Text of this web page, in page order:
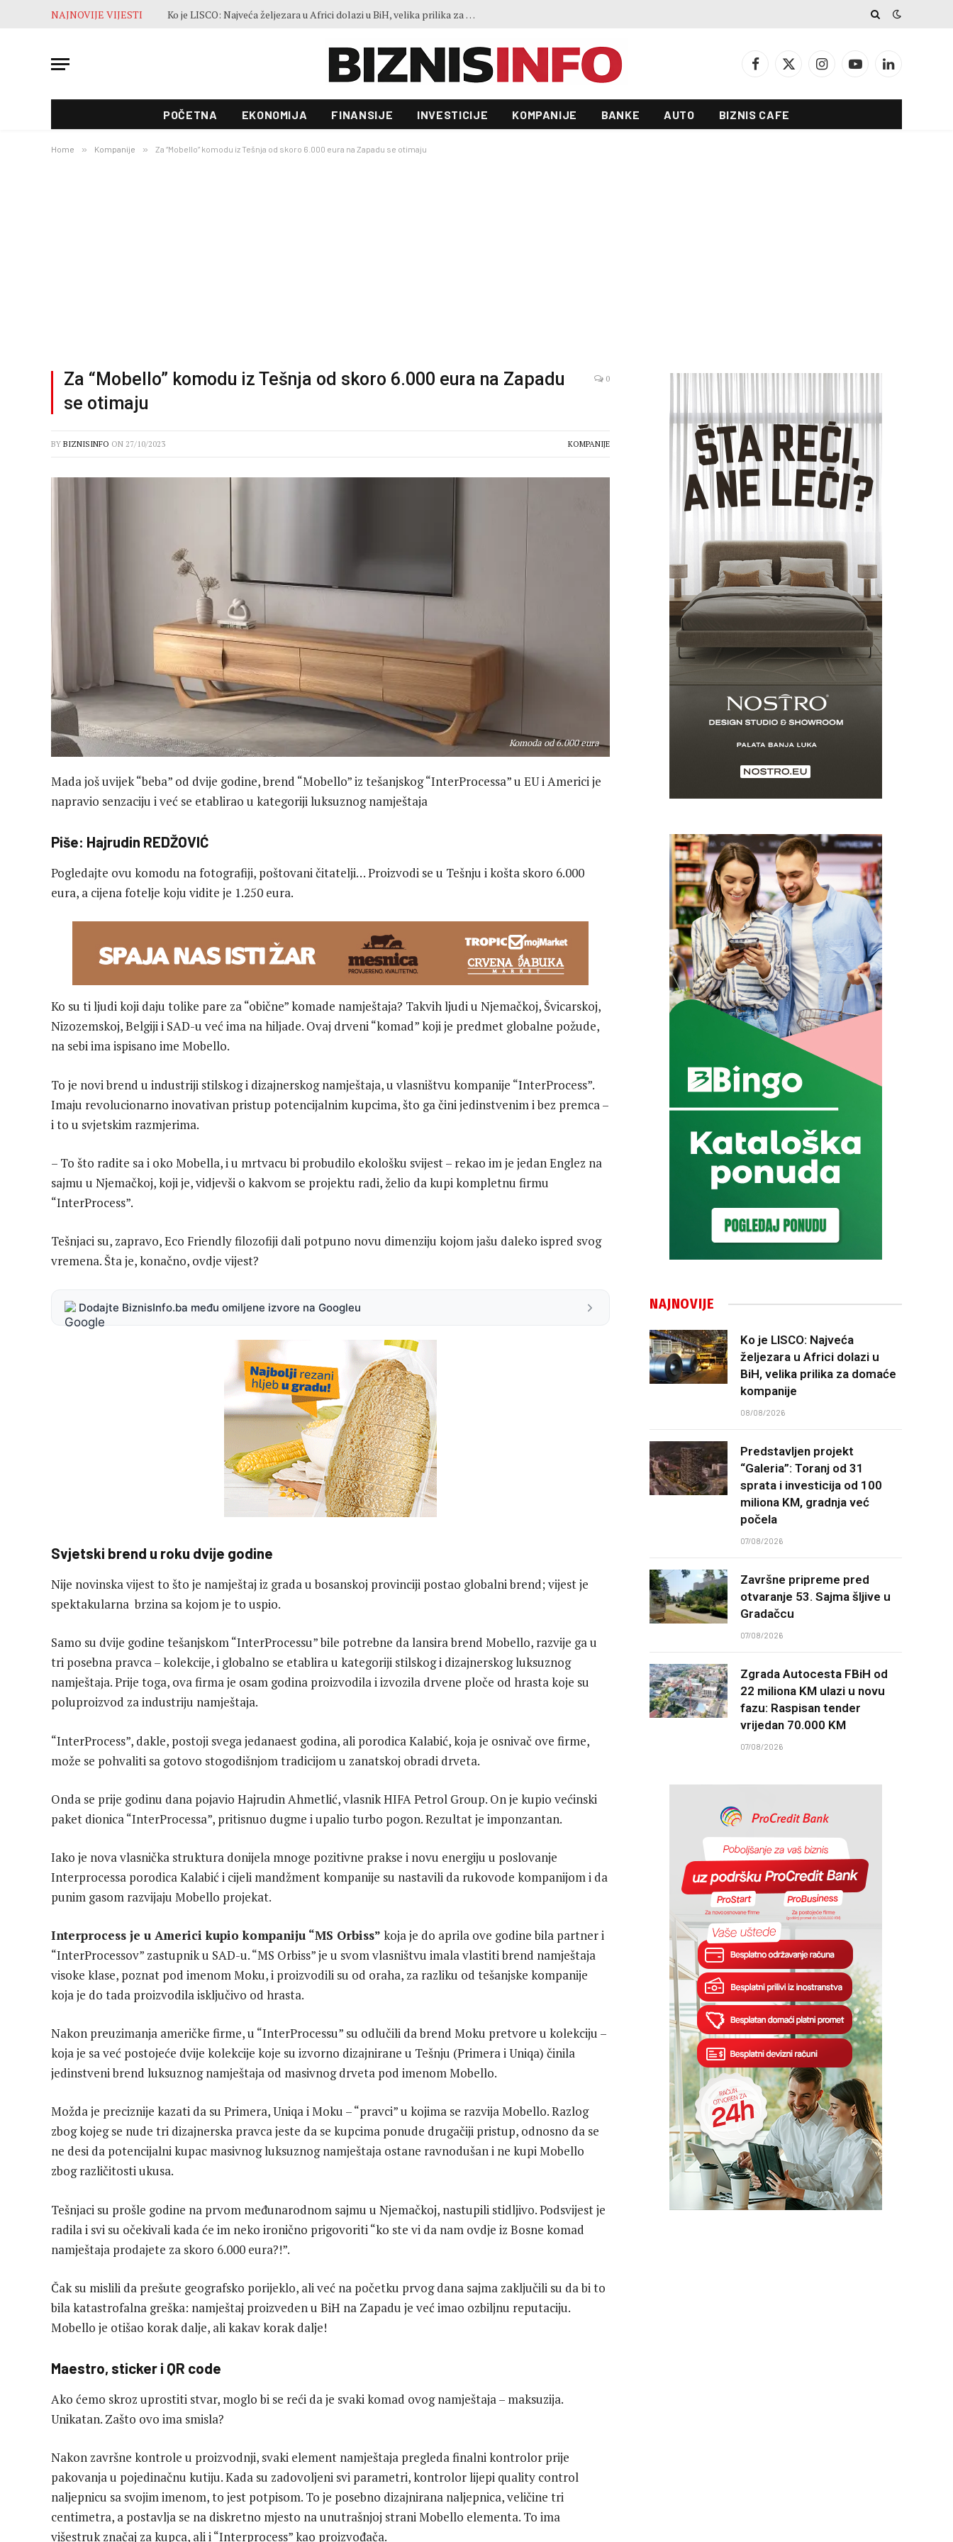
NAJNOVIJE VIJESTI Predstavljen projekt “Galeria”: Toranj od 31 sprata i investicija od 100 miliona KM, gradnja već počela
Facebook
X
InstagramYouTubeLinkedIn
POČETNA EKONOMIJA FINANSIJE INVESTICIJE KOMPANIJE BANKE AUTO BIZNIS CAFE
Home » Kompanije » Za “Mobello” komodu iz Tešnja od skoro 6.000 eura na Zapadu se otimaju
Za “Mobello” komodu iz Tešnja od skoro 6.000 eura na Zapadu
se otimaju
0
BY BIZNISINFO ON 27/10/2023 KOMPANIJE
Komoda od 6.000 eura
Mada još uvijek “beba” od dvije godine, brend “Mobello” iz tešanjskog “InterProcessa” u EU i Americi je
napravio senzaciju i već se etablirao u kategoriji luksuznog namještaja
Piše: Hajrudin REDŽOVIĆ
Pogledajte ovu komodu na fotografiji, poštovani čitatelji… Proizvodi se u Tešnju i košta skoro 6.000
eura, a cijena fotelje koju vidite je 1.250 eura.
Ko su ti ljudi koji daju tolike pare za “obične” komade namještaja? Takvih ljudi u Njemačkoj, Švicarskoj,
Nizozemskoj, Belgiji i SAD-u već ima na hiljade. Ovaj drveni “komad” koji je predmet globalne požude,
na sebi ima ispisano ime Mobello.
To je novi brend u industriji stilskog i dizajnerskog namještaja, u vlasništvu kompanije “InterProcess”.
Imaju revolucionarno inovativan pristup potencijalnim kupcima, što ga čini jedinstvenim i bez premca –
i to u svjetskim razmjerima.
– To što radite sa i oko Mobella, i u mrtvacu bi probudilo ekološku svijest – rekao im je jedan Englez na
sajmu u Njemačkoj, koji je, vidjevši o kakvom se projektu radi, želio da kupi kompletnu firmu
“InterProcess”.
Tešnjaci su, zapravo, Eco Friendly filozofiji dali potpuno novu dimenziju kojom jašu daleko ispred svog
vremena. Šta je, konačno, ovdje vijest?
Dodajte BiznisInfo.ba među omiljene izvore na Googleu
Svjetski brend u roku dvije godine
Nije novinska vijest to što je namještaj iz grada u bosanskoj provinciji postao globalni brend; vijest je
spektakularna brzina sa kojom je to uspio.
Samo su dvije godine tešanjskom “InterProcessu” bile potrebne da lansira brend Mobello, razvije ga u
tri posebna pravca – kolekcije, i globalno se etablira u kategoriji stilskog i dizajnerskog luksuznog
namještaja. Prije toga, ova firma je osam godina proizvodila i izvozila drvene ploče od hrasta koje su
poluproizvod za industriju namještaja.
“InterProcess”, dakle, postoji svega jedanaest godina, ali porodica Kalabić, koja je osnivač ove firme,
može se pohvaliti sa gotovo stogodišnjom tradicijom u zanatskoj obradi drveta.
Onda se prije godinu dana pojavio Hajrudin Ahmetlić, vlasnik HIFA Petrol Group. On je kupio većinski
paket dionica “InterProcessa”, pritisnuo dugme i upalio turbo pogon. Rezultat je imponzantan.
Iako je nova vlasnička struktura donijela mnoge pozitivne prakse i novu energiju u poslovanje
Interprocessa porodica Kalabić i cijeli mandžment kompanije su nastavili da rukovode kompanijom i da
punim gasom razvijaju Mobello projekat.
Interprocess je u Americi kupio kompaniju “MS Orbiss” koja je do aprila ove godine bila partner i
“InterProcessov” zastupnik u SAD-u. “MS Orbiss” je u svom vlasništvu imala vlastiti brend namještaja
visoke klase, poznat pod imenom Moku, i proizvodili su od oraha, za razliku od tešanjske kompanije
koja je do tada proizvodila isključivo od hrasta.
Nakon preuzimanja američke firme, u “InterProcessu” su odlučili da brend Moku pretvore u kolekciju –
koja je sa već postojeće dvije kolekcije koje su izvorno dizajnirane u Tešnju (Primera i Uniqa) činila
jedinstveni brend luksuznog namještaja od masivnog drveta pod imenom Mobello.
Možda je preciznije kazati da su Primera, Uniqa i Moku – “pravci” u kojima se razvija Mobello. Razlog
zbog kojeg se nude tri dizajnerska pravca jeste da se kupcima ponude drugačiji pristup, odnosno da se
ne desi da potencijalni kupac masivnog luksuznog namještaja ostane ravnodušan i ne kupi Mobello
zbog različitosti ukusa.
Tešnjaci su prošle godine na prvom međunarodnom sajmu u Njemačkoj, nastupili stidljivo. Podsvijest je
radila i svi su očekivali kada će im neko ironično prigovoriti “ko ste vi da nam ovdje iz Bosne komad
namještaja prodajete za skoro 6.000 eura?!”.
Čak su mislili da prešute geografsko porijeklo, ali već na početku prvog dana sajma zaključili su da bi to
bila katastrofalna greška: namještaj proizveden u BiH na Zapadu je već imao ozbiljnu reputaciju.
Mobello je otišao korak dalje, ali kakav korak dalje!
Maestro, sticker i QR code
Ako ćemo skroz uprostiti stvar, moglo bi se reći da je svaki komad ovog namještaja – maksuzija.
Unikatan. Zašto ovo ima smisla?
Nakon završne kontrole u proizvodnji, svaki element namještaja pregleda finalni kontrolor prije
pakovanja u pojedinačnu kutiju. Kada su zadovoljeni svi parametri, kontrolor lijepi quality control
naljepnicu sa svojim imenom, to jest potpisom. To je posebno dizajnirana naljepnica, veličine tri
centimetra, a postavlja se na diskretno mjesto na unutrašnjoj strani Mobello elementa. To ima
višestruk značaj za kupca, ali i “Interprocess” kao proizvođača.
NAJNOVIJE
Ko je LISCO: Najveća
željezara u Africi dolazi u
BiH, velika prilika za domaće
kompanije
08/08/2026
Predstavljen projekt
“Galeria”: Toranj od 31
sprata i investicija od 100
miliona KM, gradnja već
počela
07/08/2026
Završne pripreme pred
otvaranje 53. Sajma šljive u
Gradačcu
07/08/2026
Zgrada Autocesta FBiH od
22 miliona KM ulazi u novu
fazu: Raspisan tender
vrijedan 70.000 KM
07/08/2026